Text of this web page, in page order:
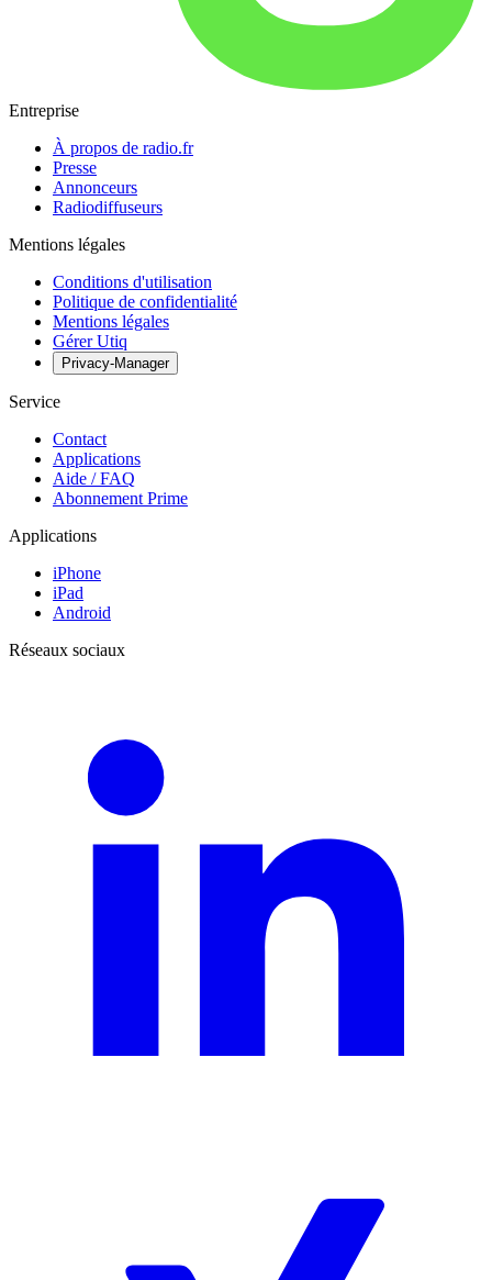
Entreprise
À propos de radio.fr
Presse
Annonceurs
Radiodiffuseurs
Mentions légales
Conditions d'utilisation
Politique de confidentialité
Mentions légales
Gérer Utiq
Privacy-Manager
Service
Contact
Applications
Aide / FAQ
Abonnement Prime
Applications
iPhone
iPad
Android
Réseaux sociaux